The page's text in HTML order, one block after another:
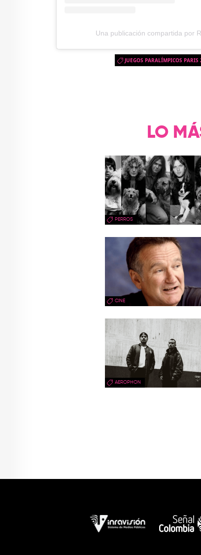
Una publicación compartida por
JUEGOS PARALÍMPICOS PARIS
LO
PERROS
CINE
AEROPHON